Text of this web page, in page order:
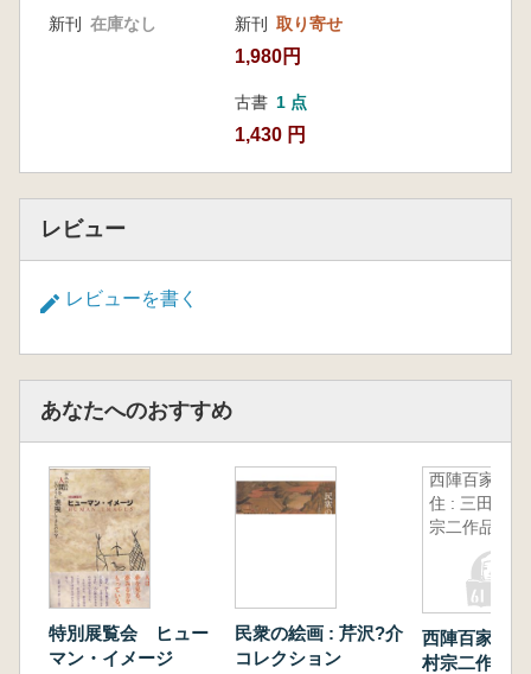
新刊 在庫なし 新刊 取り寄せ
1,980円
古書 1 点
1,430 円
レビュー
レビューを書く
あなたへのおすすめ
特別展覧会 ヒュー
マン・イメージ
民衆の絵画 : 芹沢?介
コレクション
西陣百家百
住 : 三田村
宗二作品集
西陣百家百
村宗二作品集